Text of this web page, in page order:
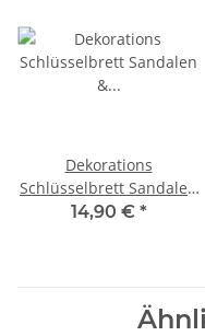
Dekorations
Schlüsselbrett Sandalen
& Blüten Design
14,90 € *